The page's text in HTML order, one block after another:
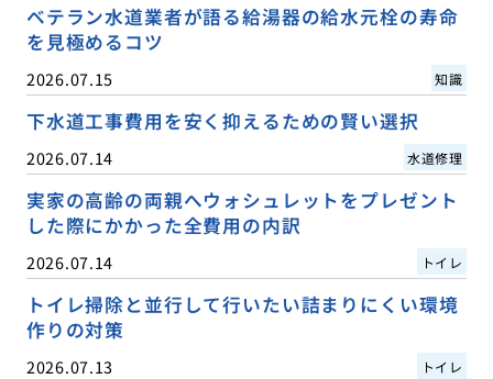
ベテラン水道業者が語る給湯器の給水元栓の寿命
を見極めるコツ
2026.07.15 知識
下水道工事費用を安く抑えるための賢い選択
2026.07.14 水道修理
実家の高齢の両親へウォシュレットをプレゼント
した際にかかった全費用の内訳
2026.07.14 トイレ
トイレ掃除と並行して行いたい詰まりにくい環境
作りの対策
2026.07.13 トイレ